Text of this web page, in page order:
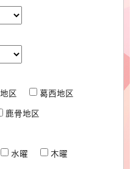
区 葛西地区
鹿骨地区
水曜 木曜